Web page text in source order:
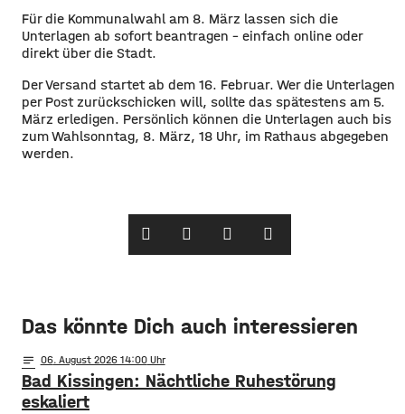
Für die Kommunalwahl am 8. März lassen sich die
Unterlagen ab sofort beantragen – einfach online oder
direkt über die Stadt.
Der Versand startet ab dem 16. Februar. Wer die Unterlagen
per Post zurückschicken will, sollte das spätestens am 5.
März erledigen. Persönlich können die Unterlagen auch bis
zum Wahlsonntag, 8. März, 18 Uhr, im Rathaus abgegeben
werden.
Das könnte Dich auch interessieren
notes 06. August 2026 14:00
Bad Kissingen: Nächtliche Ruhestörung
eskaliert